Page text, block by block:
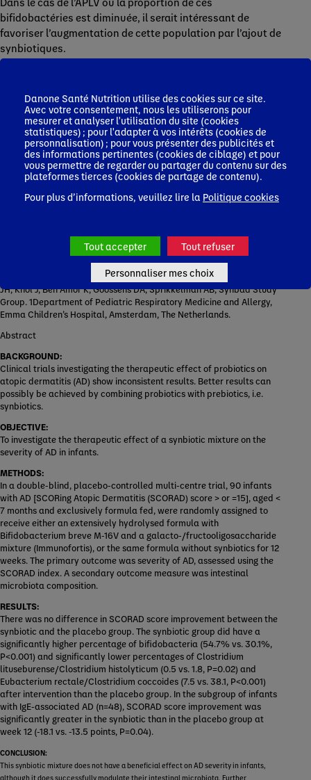
bifidobactéries est diminuée, il serait intéressant de
favoriser l’augmentation de cette population par l’ajout de
synbiotiques.
galactooligosaccharides (FOS-GOS).*
*Références bibliographiques :
Clin Exp Allergy. 2010 May;40(5):795-804. doi: 10.1111/j.1365-
2222.2010.03465.x. Epub 2010 Feb 22.Effect of a new synbiotic
mixture on atopic dermatitis in infants: a randomized-controlled
trial.van der Aa LB1, Heymans HS, van Aalderen WM, Sillevis Smitt
JH, Knol J, Ben Amor K, Goossens DA, Sprikkelman AB; Synbad Study
Group. 1Department of Pediatric Respiratory Medicine and Allergy,
Emma Children’s Hospital, Amsterdam, The Netherlands.
Abstract
BACKGROUND:
Clinical trials investigating the therapeutic effect of probiotics on
atopic dermatitis (AD) show inconsistent results. Better results can
possibly be achieved by combining probiotics with prebiotics, i.e.
synbiotics.
OBJECTIVE:
To investigate the therapeutic effect of a synbiotic mixture on the
severity of AD in infants.
METHODS:
In a double-blind, placebo-controlled multi-centre trial, 90 infants
with AD [SCORing Atopic Dermatitis (SCORAD) score > or =15], aged <
7 months and exclusively formula fed, were randomly assigned to
receive either an extensively hydrolysed formula with
Bifidobacterium breve M-16V and a galacto-/fructooligosaccharide
mixture (Immunofortis), or the same formula without synbiotics for 12
weeks. The primary outcome was severity of AD, assessed using the
SCORAD index. A secondary outcome measure was intestinal
microbiota composition.
RESULTS:
There was no difference in SCORAD score improvement between the
synbiotic and the placebo group. The synbiotic group did have a
significantly higher percentage of bifidobacteria (54.7% vs. 30.1%,
P<0.001) and significantly lower percentages of Clostridium
lituseburense/Clostridium histolyticum (0.5 vs. 1.8, P=0.02) and
Eubacterium rectale/Clostridium coccoides (7.5 vs. 38.1, P<0.001)
after intervention than the placebo group. In the subgroup of infants
with IgE-associated AD (n=48), SCORAD score improvement was
significantly greater in the synbiotic than in the placebo group at
week 12 (-18.1 vs. -13.5 points, P=0.04).
CONCLUSION:
This synbiotic mixture does not have a beneficial effect on AD severity in infants,
although it does successfully modulate their intestinal microbiota. Further
Danone Santé Nutrition utilise des cookies sur ce site.
Avec votre consentement, nous les utiliserons pour
mesurer et analyser l'utilisation du site (cookies
statistiques) ; pour l'adapter à vos intérêts (cookies de
personnalisation) ; pour vous présenter des publicités et
des informations pertinentes (cookies de ciblage) et pour
vous permettre de regarder ou partager du contenu sur des
plateformes tierces (cookies de partage de contenu).
Pour plus d’informations, veuillez lire la Politique cookies
Tout accepter Tout refuser
Personnaliser mes choix